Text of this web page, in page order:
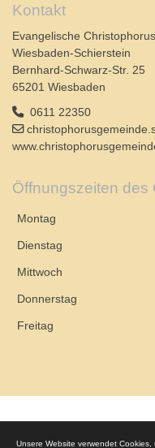
Kontakt
Evangelische
Wiesbaden-Schierstein
Bernhard-Schwarz-Str. 25
65201 Wiesbaden
0611 22350
Öffnungszeiten des
Montag
Dienstag
Mittwoch
Donnerstag
Freitag
© 2026 – Evangelische
Unsere Website verwendet Cookies,